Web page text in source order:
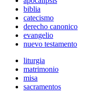
biblia
catecismo
derecho canonico
evangelio
nuevo testamento
liturgia
matrimonio
misa
sacramentos